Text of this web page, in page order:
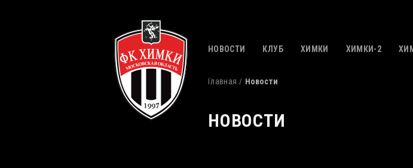
НОВОСТИ КЛУБ ХИМКИ ХИМКИ-2
Главная Новости
НОВОСТИ